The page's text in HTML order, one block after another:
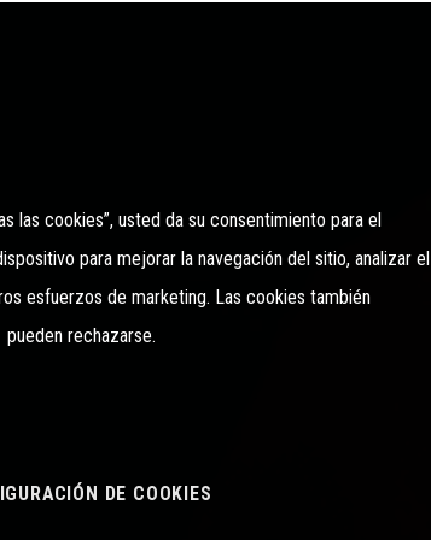
las cookies”, usted da su consentimiento para el
para mejorar la navegación del sitio, analizar el
esfuerzos de marketing. Las cookies también
pueden rechazarse.
DE COOKIES